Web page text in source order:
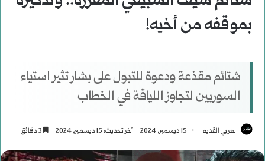
بموقفه من أخيه!
شتائم مقذعة ودعوة للتبول على بشار تثير استياء
السوريين لتجاوز اللياقة في الخطاب
العربي القديم 15 ديسمبر، 2024 آخر تحديث: 15 ديسمبر، 2024